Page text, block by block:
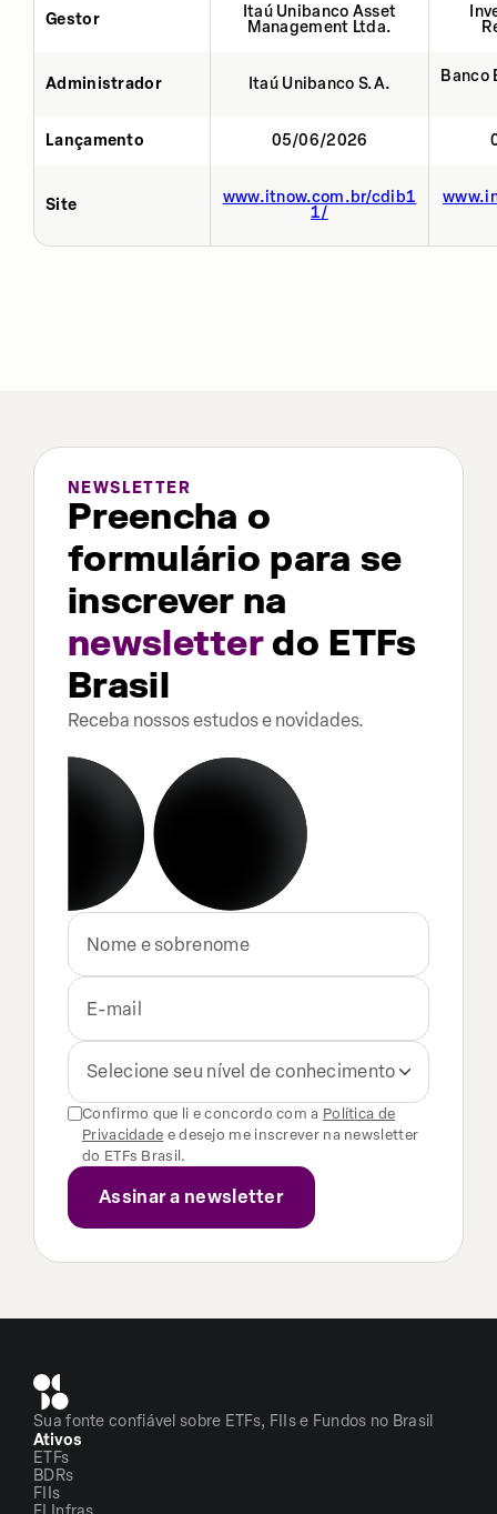
Gestor
Itaú Unibanco Asset
Management Ltda.
Administrador Itaú Unibanco S.A. Banco
Lançamento 05/06/2026
Site
www.itnow.com.br/cdib1
1/
NEWSLETTER
Preencha o
formulário para se
inscrever na
newsletterdo ETFs
Brasil
Receba nossos estudos e novidades.
Selecione seu nível de conhecimento
Confirmo que li e concordo com a Política de
Privacidade e desejo me inscrever na newsletter
do ETFs Brasil.
Sua fonte confiável sobre ETFs, FIIs e Fundos no Brasil
Ativos
ETFs
BDRs
FIIs